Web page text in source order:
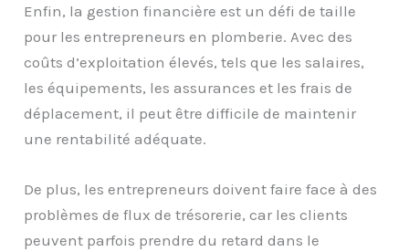
Enfin, la gestion financière est un défi de taille
pour les entrepreneurs en plomberie. Avec des
coûts d’exploitation élevés, tels que les salaires,
les équipements, les assurances et les frais de
déplacement, il peut être difficile de maintenir
une rentabilité adéquate.
De plus, les entrepreneurs doivent faire face à des
problèmes de flux de trésorerie, car les clients
peuvent parfois prendre du retard dans le